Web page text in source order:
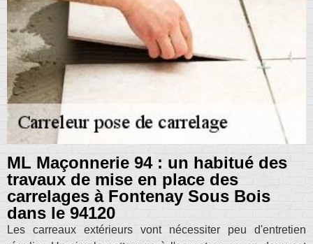
ML Maçonnerie 94 : un habitué des
travaux de mise en place des
carrelages à Fontenay Sous Bois
dans le 94120
Les carreaux extérieurs vont nécessiter peu d'entretien